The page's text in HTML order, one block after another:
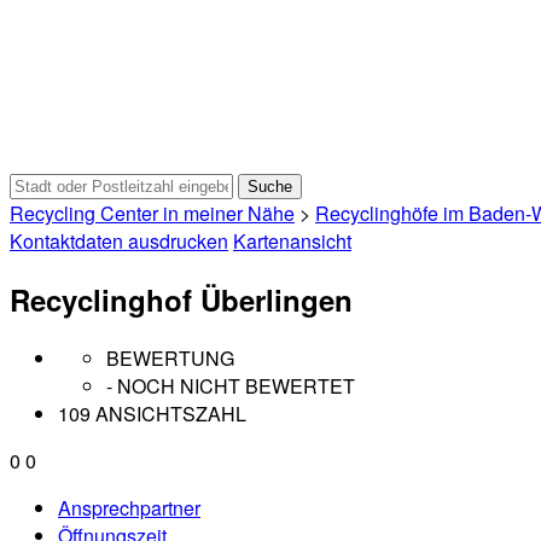
Recycling Center in meiner Nähe > Recyclinghöfe im Baden-
Kontaktdaten ausdrucken Kartenansicht
Recyclinghof Überlingen
BEWERTUNG
- NOCH NICHT BEWERTET
109 ANSICHTSZAHL
0 0
Ansprechpartner
Öffnungszeit